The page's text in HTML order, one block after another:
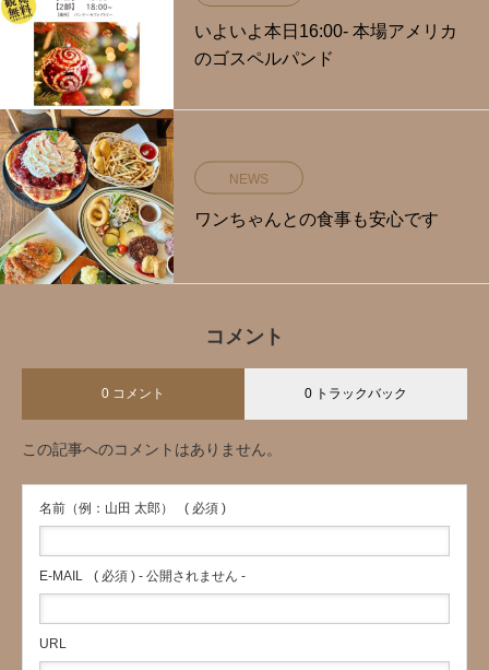
いよいよ本日16:00- 本場アメリカ
のゴスペルパンド
NEWS
ワンちゃんとの食事も安心です
コメント
0 コメント 0 トラックバック
この記事へのコメントはありません。
名前（例：山田 太郎） ( 必須 )
E-MAIL ( 必須 ) - 公開されません -
URL